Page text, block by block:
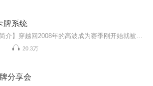
牌系统
20.3万
分享会